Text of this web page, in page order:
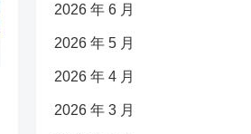
2026 年 6 月
2026 年 5 月
2026 年 4 月
2026 年 3 月